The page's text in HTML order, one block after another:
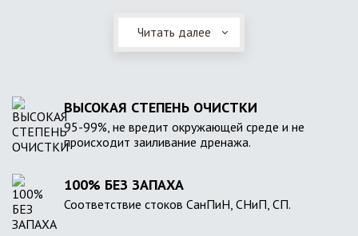
Читать далее
ВЫСОКАЯ СТЕПЕНЬ ОЧИСТКИ
95-99%, не вредит окружающей среде и не
происходит заиливание дренажа.
100% БЕЗ ЗАПАХА
Соответствие стоков СанПиН, СНиП, СП.